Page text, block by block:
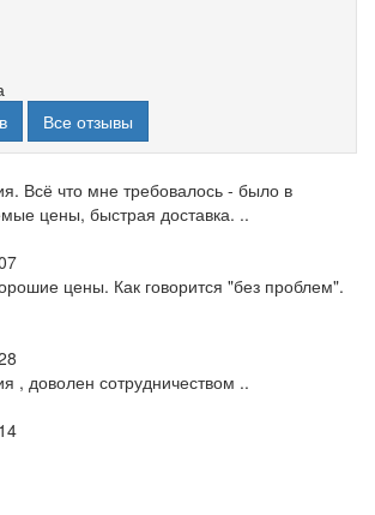
Все отзывы
Всё что мне требовалось - было в
цены, быстрая доставка. ..
цены. Как говорится "без проблем".
, доволен сотрудничеством ..